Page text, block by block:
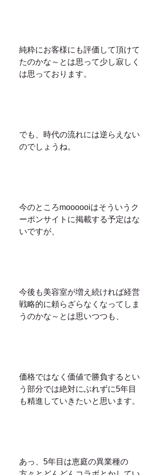
純粋にお客様にも評価して頂けて
たのかな～とは思って少し寂しく
は思っております。
でも、時代の流れには逆らえない
のでしょうね。
今のところmoooooiはそういうク
ーポンサイトに掲載する予定はな
いですが、
今後も美容室が増え続ければ経営
戦略的に頼らざらなくなってしま
うのかな～とは思いつつも、
価格ではなく価値で勝負するとい
う部分では絶対にぶれずに5年目
も精進していきたいと思います。
あっ、5年目は恵庭の異業種の